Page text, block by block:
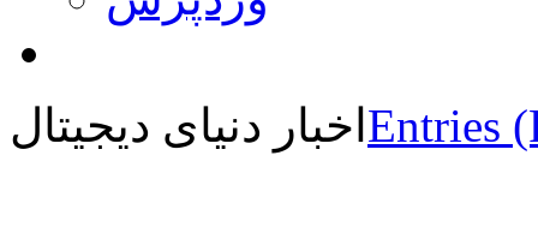
اخبار دنیای دیجیتال Entries